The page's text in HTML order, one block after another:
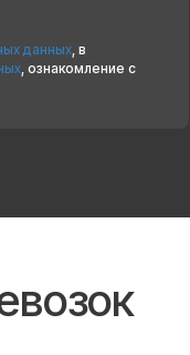
данных, в
, ознакомление с